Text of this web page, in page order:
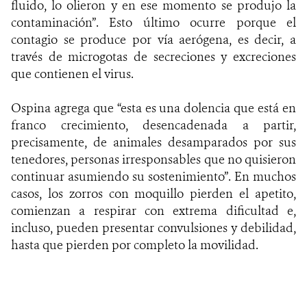
fluido, lo olieron y en ese momento se produjo la
contaminación”. Esto último ocurre porque el
contagio se produce por vía aerógena, es decir, a
través de microgotas de secreciones y excreciones
que contienen el virus.
Ospina agrega que “esta es una dolencia que está en
franco crecimiento, desencadenada a partir,
precisamente, de animales desamparados por sus
tenedores, personas irresponsables que no quisieron
continuar asumiendo su sostenimiento”. En muchos
casos, los zorros con moquillo pierden el apetito,
comienzan a respirar con extrema dificultad e,
incluso, pueden presentar convulsiones y debilidad,
hasta que pierden por completo la movilidad.